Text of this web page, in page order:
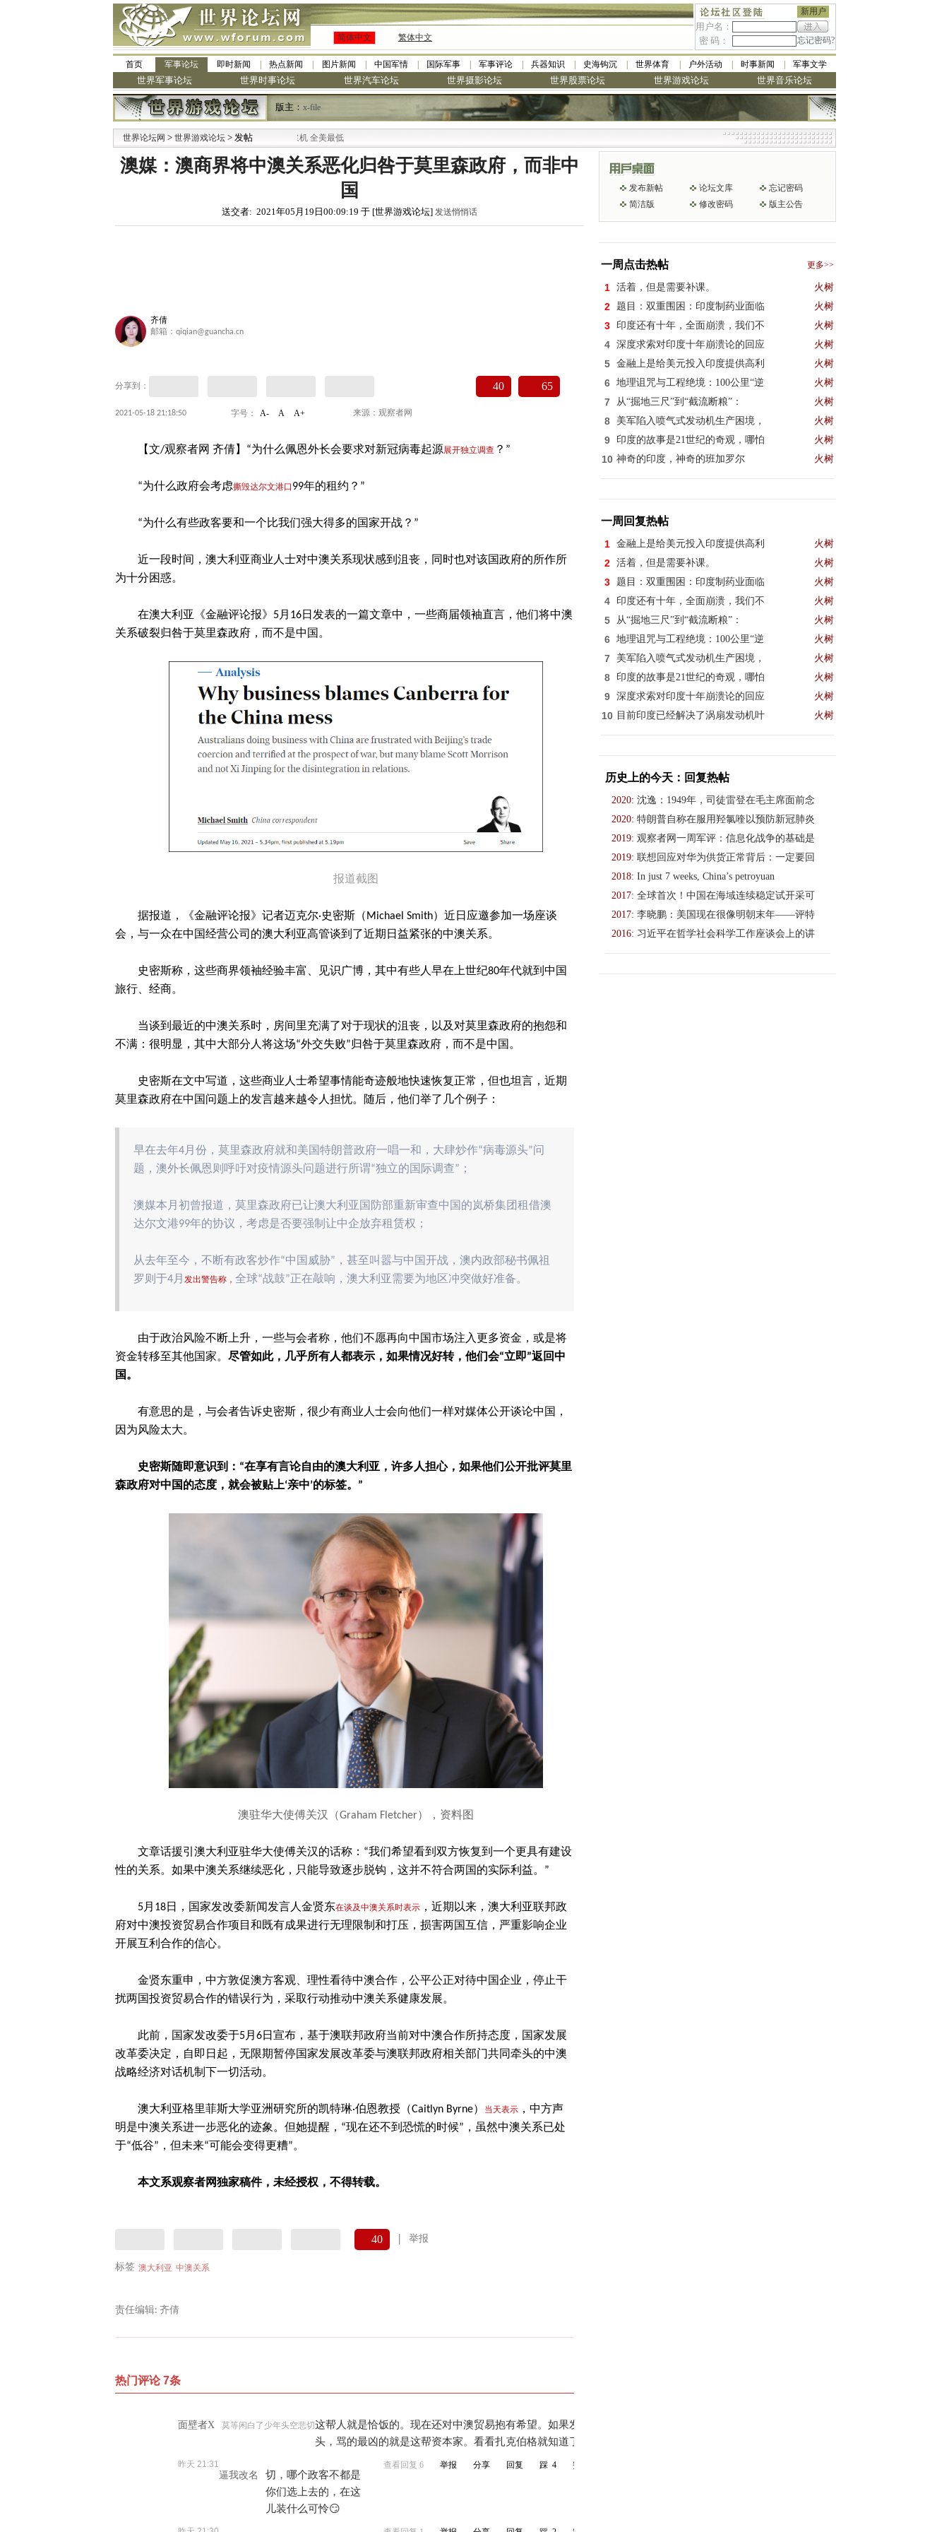
新用户
用户名：
密 码：
忘记密码?
简体中文 繁体中文
首页 军事论坛 即时新闻 热点新闻 图片新闻 中国军情 国际军事 军事评论 兵器知识 史海钩沉 世界体育 户外活动 时事新闻 军事文学
世界军事论坛 世界时事论坛 世界汽车论坛 世界摄影论坛 世界股票论坛 世界游戏论坛 世界音乐论坛
版主： x-file
世界论坛网 > 世界游戏论坛 > 发帖
·九阳全新免清洗型豆浆机 全美最低
澳媒：澳商界将中澳关系恶化归咎于莫里森政府，而非中
国
送交者: 2021年05月19日00:09:19 于 [世界游戏论坛] 发送悄悄话
齐倩
邮箱：qiqian@guancha.cn
分享到： 40 65
2021-05-18 21:18:50 字号： A- A A+ 来源：观察者网
【文/观察者网 齐倩】“为什么佩恩外长会要求对新冠病毒起源展开独立调查 ？”
“为什么政府会考虑撕毁达尔文港口 99年的租约？”
“为什么有些政客要和一个比我们强大得多的国家开战？”
近一段时间，澳大利亚商业人士对中澳关系现状感到沮丧，同时也对该国政府的所作所
为十分困惑。
在澳大利亚《金融评论报》5月16日发表的一篇文章中，一些商届领袖直言，他们将中澳
关系破裂归咎于莫里森政府，而不是中国。
报道截图
据报道，《金融评论报》记者迈克尔·史密斯（Michael Smith）近日应邀参加一场座谈
会，与一众在中国经营公司的澳大利亚高管谈到了近期日益紧张的中澳关系。
史密斯称，这些商界领袖经验丰富、见识广博，其中有些人早在上世纪80年代就到中国
旅行、经商。
当谈到最近的中澳关系时，房间里充满了对于现状的沮丧，以及对莫里森政府的抱怨和
不满：很明显，其中大部分人将这场“外交失败”归咎于莫里森政府，而不是中国。
史密斯在文中写道，这些商业人士希望事情能奇迹般地快速恢复正常，但也坦言，近期
莫里森政府在中国问题上的发言越来越令人担忧。随后，他们举了几个例子：
早在去年4月份，莫里森政府就和美国特朗普政府一唱一和，大肆炒作“病毒源头”问
题，澳外长佩恩则呼吁对疫情源头问题进行所谓“独立的国际调查”；
澳媒本月初曾报道，莫里森政府已让澳大利亚国防部重新审查中国的岚桥集团租借澳
达尔文港99年的协议，考虑是否要强制让中企放弃租赁权；
从去年至今，不断有政客炒作“中国威胁”，甚至叫嚣与中国开战，澳内政部秘书佩祖
罗则于4月 发出警告称， 全球“战鼓”正在敲响，澳大利亚需要为地区冲突做好准备。
由于政治风险不断上升，一些与会者称，他们不愿再向中国市场注入更多资金，或是将
资金转移至其他国家。 尽管如此，几乎所有人都表示，如果情况好转，他们会“立即”返回中
国。
有意思的是，与会者告诉史密斯，很少有商业人士会向他们一样对媒体公开谈论中国，
因为风险太大。
史密斯随即意识到：“在享有言论自由的澳大利亚，许多人担心，如果他们公开批评莫里
森政府对中国的态度，就会被贴上‘亲中’的标签。”
澳驻华大使傅关汉（Graham Fletcher），资料图
文章话援引澳大利亚驻华大使傅关汉的话称：“我们希望看到双方恢复到一个更具有建设
性的关系。如果中澳关系继续恶化，只能导致逐步脱钩，这并不符合两国的实际利益。”
5月18日，国家发改委新闻发言人金贤东在谈及中澳关系时表示 ，近期以来，澳大利亚联邦政
府对中澳投资贸易合作项目和既有成果进行无理限制和打压，损害两国互信，严重影响企业
开展互利合作的信心。
金贤东重申，中方敦促澳方客观、理性看待中澳合作，公平公正对待中国企业，停止干
扰两国投资贸易合作的错误行为，采取行动推动中澳关系健康发展。
此前，国家发改委于5月6日宣布，基于澳联邦政府当前对中澳合作所持态度，国家发展
改革委决定，自即日起，无限期暂停国家发展改革委与澳联邦政府相关部门共同牵头的中澳
战略经济对话机制下一切活动。
澳大利亚格里菲斯大学亚洲研究所的凯特琳·伯恩教授（Caitlyn Byrne） 当天表示 ，中方声
明是中澳关系进一步恶化的迹象。但她提醒，“现在还不到恐慌的时候”，虽然中澳关系已处
于“低谷”，但未来“可能会变得更糟”。
本文系观察者网独家稿件，未经授权，不得转载。
40 举报
标签 澳大利亚 中澳关系
责任编辑: 齐倩
热门评论 7条
面壁者X 莫等闲白了少年头空悲切这帮人就是恰饭的。现在还对中澳贸易抱有希望。如果发现彻底没了念
头，骂的最凶的就是这帮资本家。看看扎克伯格就知道了
昨天 21:31 查看回复 6 举报 分享 回复 踩 4 赞
逼我改名
切，哪个政客不都是
你们选上去的，在这
儿装什么可怜😏
发布新帖 论坛文库
忘记密码
简洁版
修改密码 版主公告
一周点击热帖 更多>>
1 活着，但是需要补课。 火树
2 题目：双重围困：印度制药业面临 火树
3 印度还有十年，全面崩溃，我们不 火树
4 深度求索对印度十年崩溃论的回应 火树
5 金融上是给美元投入印度提供高利 火树
6 地理诅咒与工程绝境：100公里“逆 火树
7 从“掘地三尺”到“截流断粮”： 火树
8 美军陷入喷气式发动机生产困境， 火树
9 印度的故事是21世纪的奇观，哪怕 火树
10 神奇的印度，神奇的班加罗尔 火树
一周回复热帖
1 金融上是给美元投入印度提供高利 火树
2 活着，但是需要补课。 火树
3 题目：双重围困：印度制药业面临 火树
4 印度还有十年，全面崩溃，我们不 火树
5 从“掘地三尺”到“截流断粮”： 火树
6 地理诅咒与工程绝境：100公里“逆 火树
7 美军陷入喷气式发动机生产困境， 火树
8 印度的故事是21世纪的奇观，哪怕 火树
9 深度求索对印度十年崩溃论的回应 火树
10 目前印度已经解决了涡扇发动机叶 火树
历史上的今天：回复热帖
2020: 沈逸：1949年，司徒雷登在毛主席面前念
2020: 特朗普自称在服用羟氯喹以预防新冠肺炎
2019: 观察者网一周军评：信息化战争的基础是
2019: 联想回应对华为供货正常背后：一定要回
2018: In just 7 weeks, China’s petroyuan
2017: 全球首次！中国在海域连续稳定试开采可
2017: 李晓鹏：美国现在很像明朝末年——评特
2016: 习近平在哲学社会科学工作座谈会上的讲